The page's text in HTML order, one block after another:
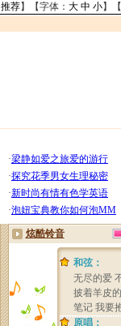
推荐】【字体： 大 中 小】【